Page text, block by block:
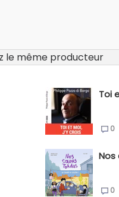
le même producteur
Toi
0
Nos
0